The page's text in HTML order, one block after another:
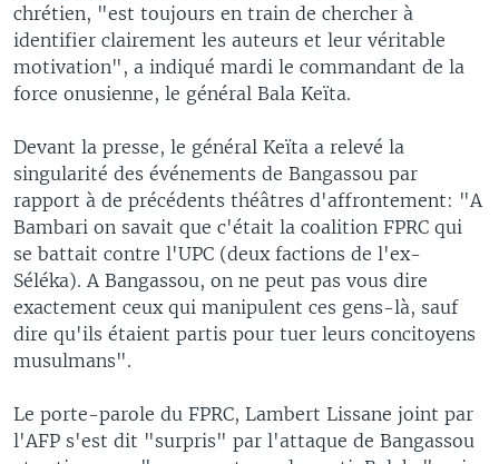
chrétien, "est toujours en train de chercher à
identifier clairement les auteurs et leur véritable
motivation", a indiqué mardi le commandant de la
force onusienne, le général Bala Keïta.
Devant la presse, le général Keïta a relevé la
singularité des événements de Bangassou par
rapport à de précédents théâtres d'affrontement: "A
Bambari on savait que c'était la coalition FPRC qui
se battait contre l'UPC (deux factions de l'ex-
Séléka). A Bangassou, on ne peut pas vous dire
exactement ceux qui manipulent ces gens-là, sauf
dire qu'ils étaient partis pour tuer leurs concitoyens
musulmans".
Le porte-parole du FPRC, Lambert Lissane joint par
l'AFP s'est dit "surpris" par l'attaque de Bangassou